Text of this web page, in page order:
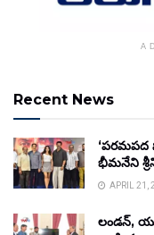
Recent News
‘పరమపద
భీమనేని
APRIL 21,
లండన్,